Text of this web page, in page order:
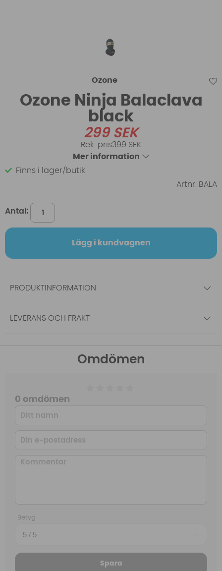
Ozone
Ozone Ninja Balaclava
black
299SEK
399 SEK
Mer information
Finns i lager/butik
Artnr: BALA
Antal:
Lägg i kundvagnen
PRODUKTINFORMATION
LEVERANS OCH FRAKT
Omdömen
0 omdömen
Betyg
Spara